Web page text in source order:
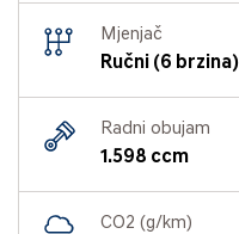
Mjenjač
Ručni (6 brzina)
Radni obujam
1.598 ccm
CO2 (g/km)